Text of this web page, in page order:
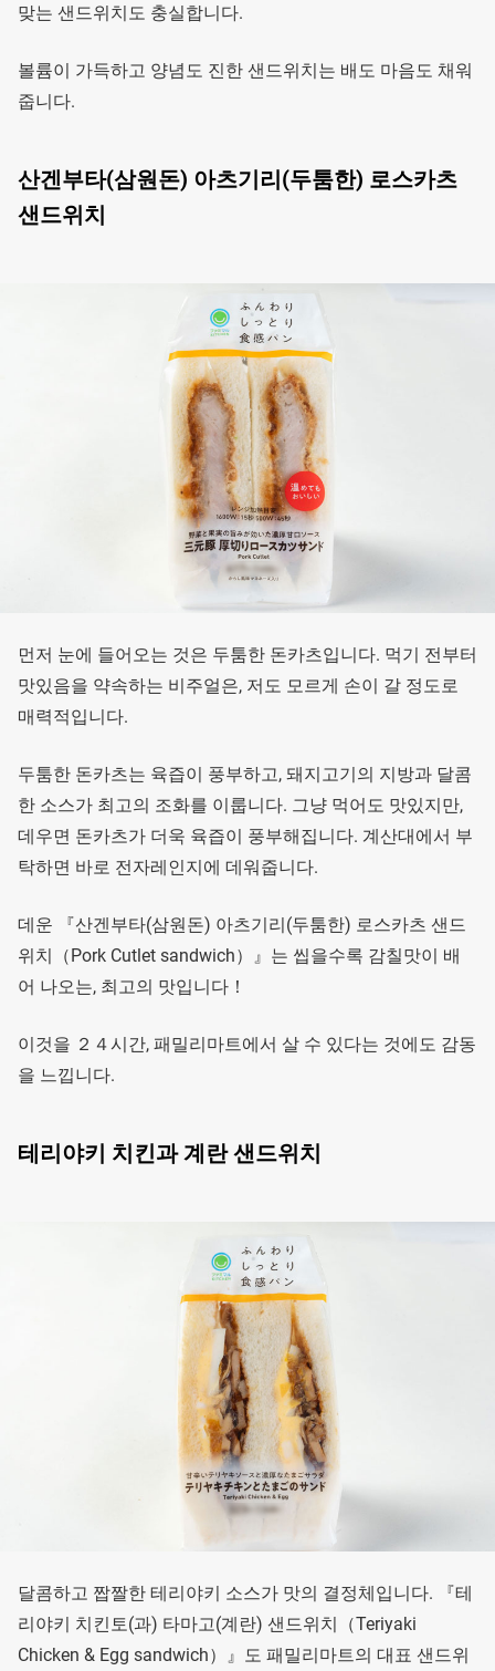
맞는 샌드위치도 충실합니다.
볼륨이 가득하고 양념도 진한 샌드위치는 배도 마음도 채워
줍니다.
산겐부타(삼원돈) 아츠기리(두툼한) 로스카츠
샌드위치
먼저 눈에 들어오는 것은 두툼한 돈카츠입니다. 먹기 전부터
맛있음을 약속하는 비주얼은, 저도 모르게 손이 갈 정도로
매력적입니다.
두툼한 돈카츠는 육즙이 풍부하고, 돼지고기의 지방과 달콤
한 소스가 최고의 조화를 이룹니다. 그냥 먹어도 맛있지만,
데우면 돈카츠가 더욱 육즙이 풍부해집니다. 계산대에서 부
탁하면 바로 전자레인지에 데워줍니다.
데운 『산겐부타(삼원돈) 아츠기리(두툼한) 로스카츠 샌드
위치（Pork Cutlet sandwich）』는 씹을수록 감칠맛이 배
어 나오는, 최고의 맛입니다！
이것을 ２４시간, 패밀리마트에서 살 수 있다는 것에도 감동
을 느낍니다.
테리야키 치킨과 계란 샌드위치
달콤하고 짭짤한 테리야키 소스가 맛의 결정체입니다. 『테
리야키 치킨토(과) 타마고(계란) 샌드위치（Teriyaki
Chicken & Egg sandwich）』도 패밀리마트의 대표 샌드위